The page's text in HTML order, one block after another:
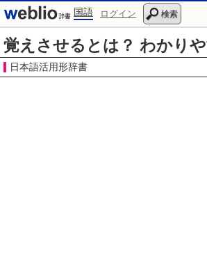
国語 ログイン 検索
覚えさせるとは？ わかり
日本語活用形辞書